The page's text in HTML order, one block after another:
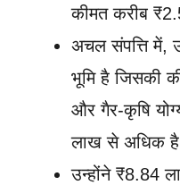
कीमत करीब
अचल संपत्ति में,
भूमि है जिसकी
और गैर-कृषि
लाख से अधिक
उन्होंने ₹8.84